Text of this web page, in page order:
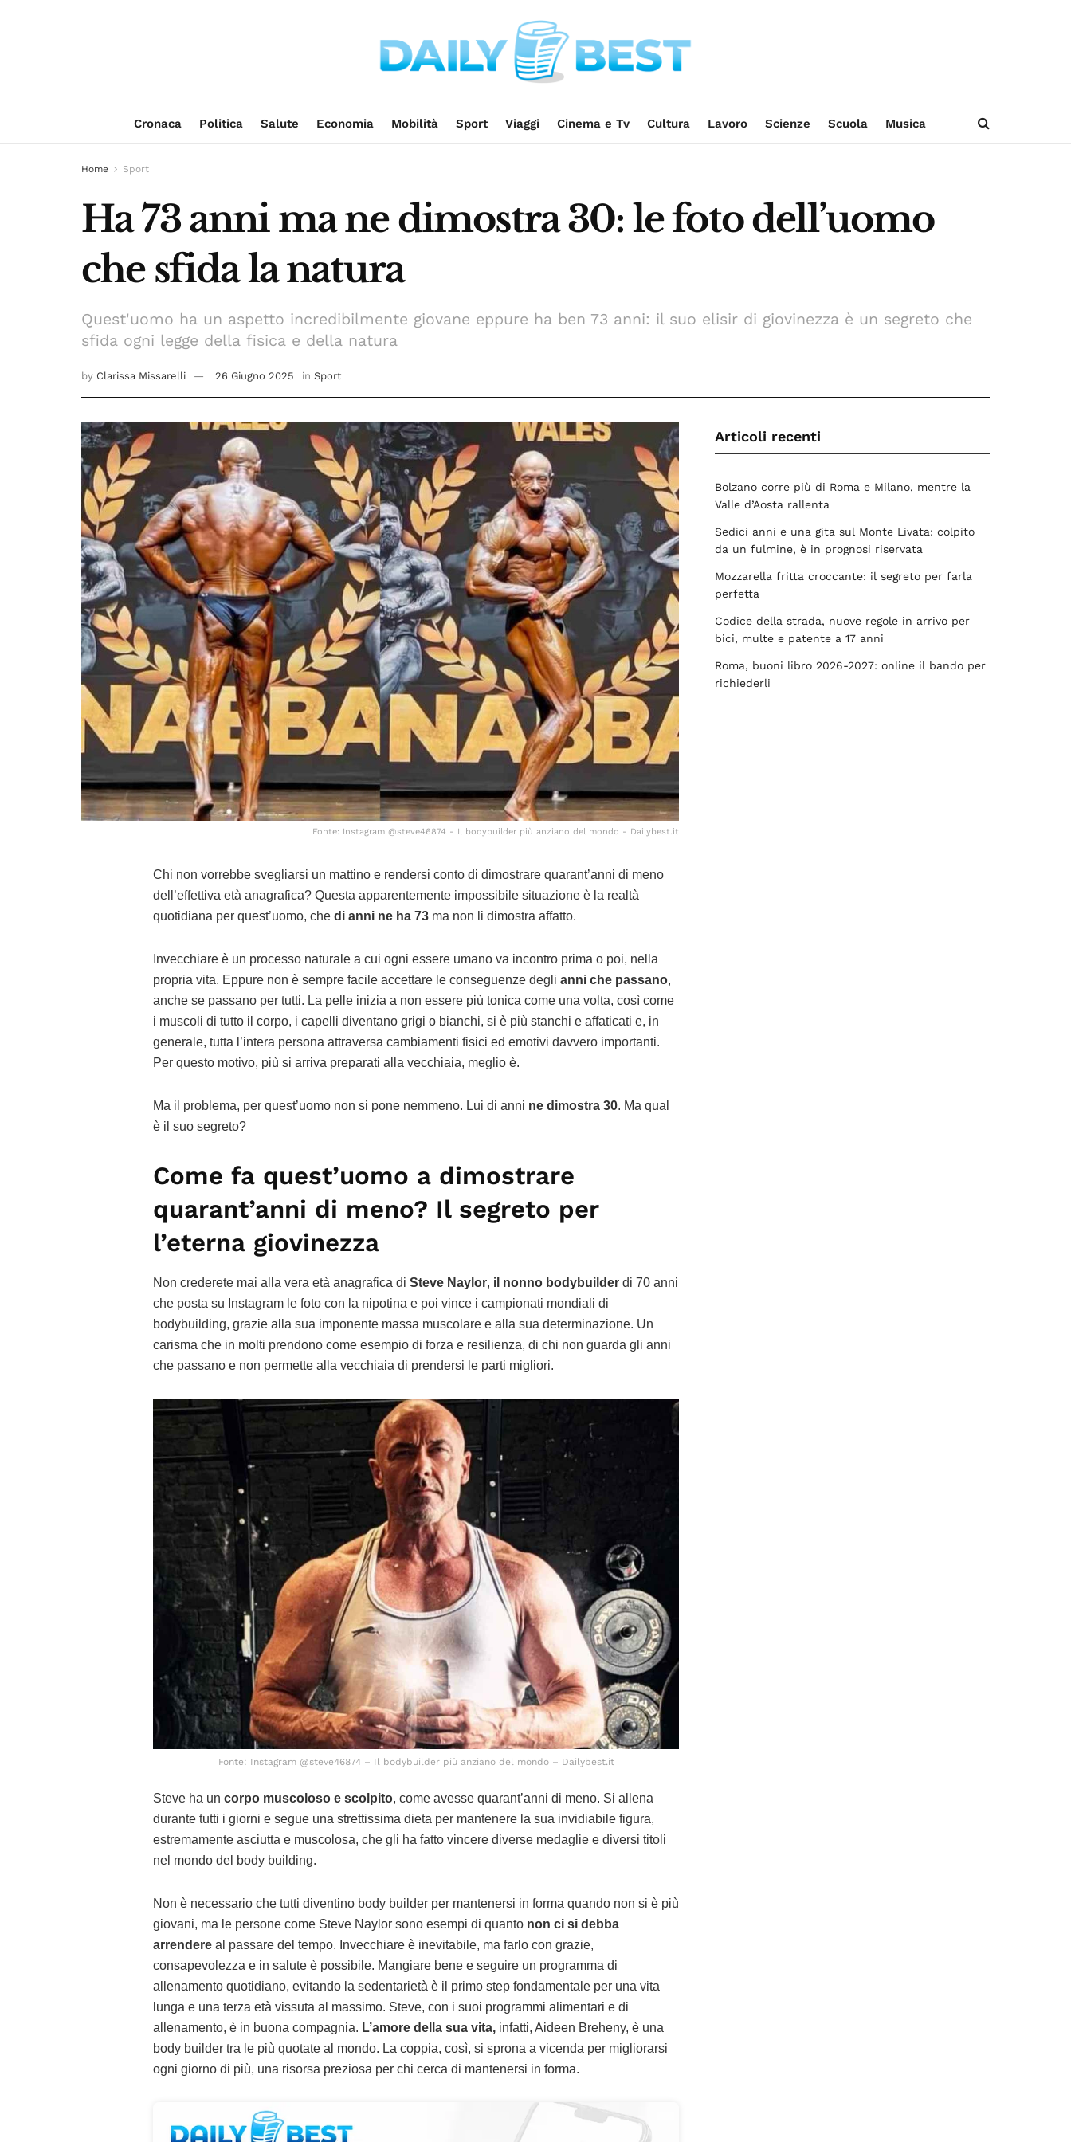
Cronaca Politica Salute Economia Mobilità Sport Viaggi Cinema e Tv Cultura Lavoro Scienze Scuola Musica
Home Sport
Ha 73 anni ma ne dimostra 30: le foto dell’uomo
che sfida la natura
Quest'uomo ha un aspetto incredibilmente giovane eppure ha ben 73 anni: il suo elisir di giovinezza è un segreto che
sfida ogni legge della fisica e della natura
by Clarissa Missarelli 26 Giugno 2025 in Sport
Fonte: Instagram @steve46874 - Il bodybuilder più anziano del mondo - Dailybest.it
Chi non vorrebbe svegliarsi un mattino e rendersi conto di dimostrare quarant’anni di meno
dell’effettiva età anagrafica? Questa apparentemente impossibile situazione è la realtà
quotidiana per quest’uomo, che di anni ne ha 73 ma non li dimostra affatto.
Invecchiare è un processo naturale a cui ogni essere umano va incontro prima o poi, nella
propria vita. Eppure non è sempre facile accettare le conseguenze degli anni che passano,
anche se passano per tutti. La pelle inizia a non essere più tonica come una volta, così come
i muscoli di tutto il corpo, i capelli diventano grigi o bianchi, si è più stanchi e affaticati e, in
generale, tutta l’intera persona attraversa cambiamenti fisici ed emotivi davvero importanti.
Per questo motivo, più si arriva preparati alla vecchiaia, meglio è.
Ma il problema, per quest’uomo non si pone nemmeno. Lui di anni ne dimostra 30. Ma qual
è il suo segreto?
Come fa quest’uomo a dimostrare
quarant’anni di meno? Il segreto per
l’eterna giovinezza
Non crederete mai alla vera età anagrafica di Steve Naylor, il nonno bodybuilder di 70 anni
che posta su Instagram le foto con la nipotina e poi vince i campionati mondiali di
bodybuilding, grazie alla sua imponente massa muscolare e alla sua determinazione. Un
carisma che in molti prendono come esempio di forza e resilienza, di chi non guarda gli anni
che passano e non permette alla vecchiaia di prendersi le parti migliori.
Fonte: Instagram @steve46874 – Il bodybuilder più anziano del mondo – Dailybest.it
Steve ha un corpo muscoloso e scolpito, come avesse quarant’anni di meno. Si allena
durante tutti i giorni e segue una strettissima dieta per mantenere la sua invidiabile figura,
estremamente asciutta e muscolosa, che gli ha fatto vincere diverse medaglie e diversi titoli
nel mondo del body building.
Non è necessario che tutti diventino body builder per mantenersi in forma quando non si è più
giovani, ma le persone come Steve Naylor sono esempi di quanto non ci si debba
arrendere al passare del tempo. Invecchiare è inevitabile, ma farlo con grazie,
consapevolezza e in salute è possibile. Mangiare bene e seguire un programma di
allenamento quotidiano, evitando la sedentarietà è il primo step fondamentale per una vita
lunga e una terza età vissuta al massimo. Steve, con i suoi programmi alimentari e di
allenamento, è in buona compagnia. L’amore della sua vita, infatti, Aideen Breheny, è una
body builder tra le più quotate al mondo. La coppia, così, si sprona a vicenda per migliorarsi
ogni giorno di più, una risorsa preziosa per chi cerca di mantenersi in forma.
Articoli recenti
Bolzano corre più di Roma e Milano, mentre la
Valle d’Aosta rallenta
Sedici anni e una gita sul Monte Livata: colpito
da un fulmine, è in prognosi riservata
Mozzarella fritta croccante: il segreto per farla
perfetta
Codice della strada, nuove regole in arrivo per
bici, multe e patente a 17 anni
Roma, buoni libro 2026-2027: online il bando per
richiederli